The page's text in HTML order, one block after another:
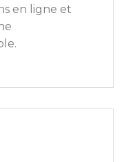
en ligne et